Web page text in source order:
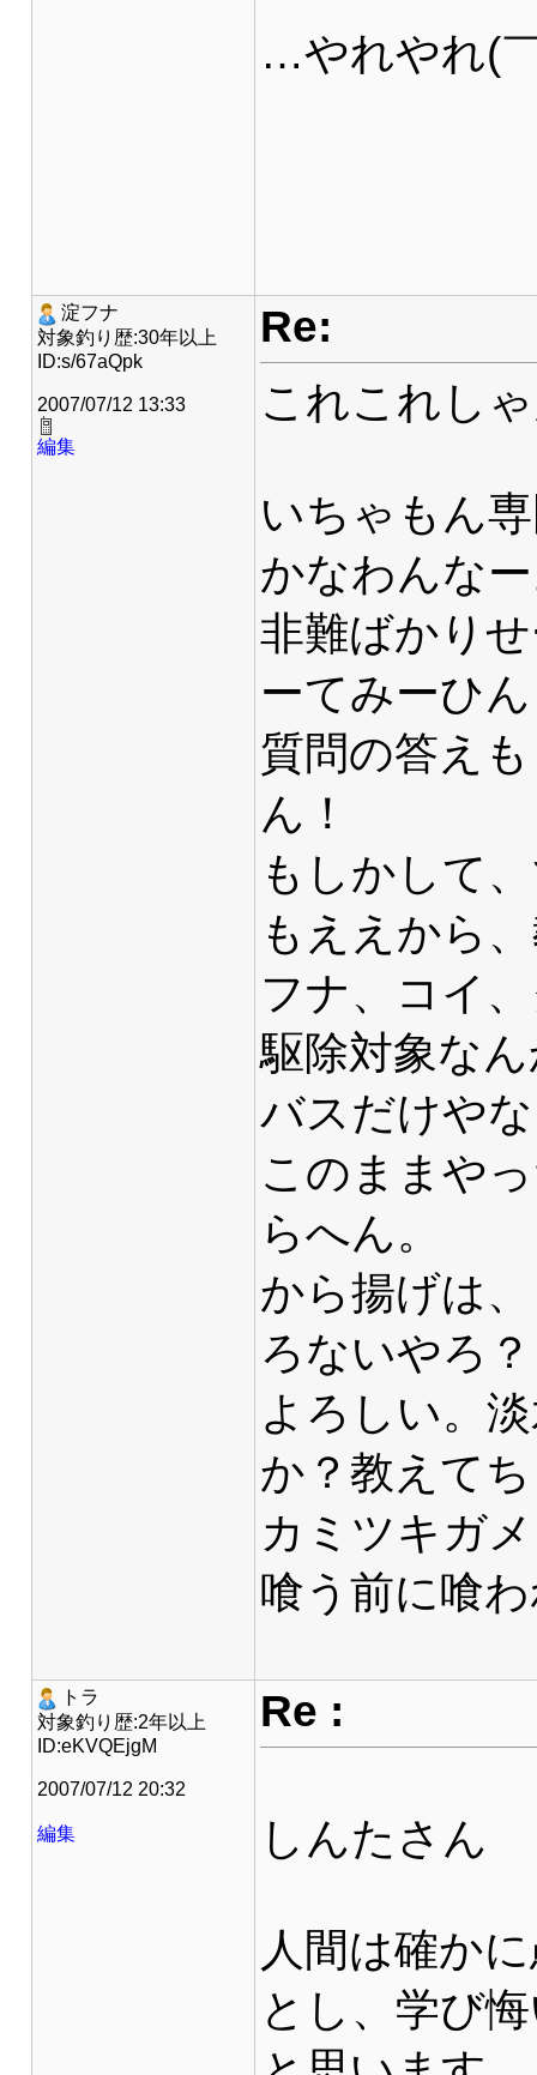
…やれやれ(
淀フナ
対象釣り歴:30年以上
ID:s/67aQpk
2007/07/12 13:33
編集
Re:
これこれし
いちゃもん
かなわんな
非難ばかり
ーてみーひ
質問の答え
ん！
もしかして
もええから
フナ、コイ
駆除対象な
バスだけや
このままや
らへん。
から揚げは
ろないやろ
よろしい。
か？教えて
カミツキガ
喰う前に喰
トラ
対象釣り歴:2年以上
ID:eKVQEjgM
2007/07/12 20:32
編集
Re :
しんたさん
人間は確か
とし、学び